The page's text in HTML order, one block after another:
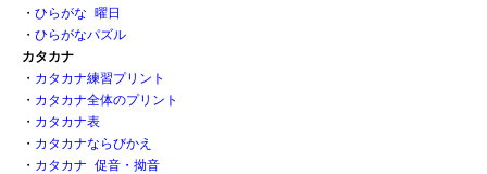
・ ひらがな 曜日
・ ひらがなパズル
カタカナ
・ カタカナ練習プリント
・ カタカナ全体のプリント
・ カタカナ表
・ カタカナならびかえ
・ カタカナ 促音・拗音